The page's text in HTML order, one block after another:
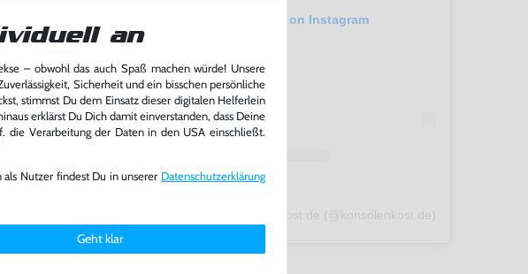
View this post on Instagram
an
– obwohl das auch Spaß machen würde! Unsere
Sicherheit und ein bisschen persönliche
stimmst Du dem Einsatz dieser digitalen Helferlein
erklärst Du Dich damit einverstanden, dass Deine
die Verarbeitung der Daten in den USA einschließt.
Nutzer findest Du in unserer Daten­schutz­erklärung
Geht klar